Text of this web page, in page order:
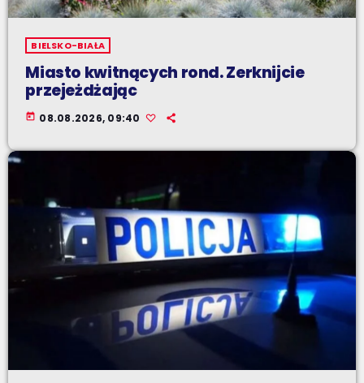
BIELSKO-BIAŁA
Miasto kwitnących rond. Zerknijcie
przejeżdżając
today 08.08.2026, 09:40